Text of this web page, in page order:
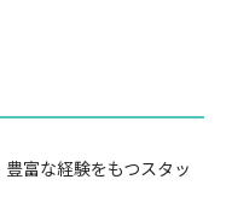
富な経験をもつスタッ